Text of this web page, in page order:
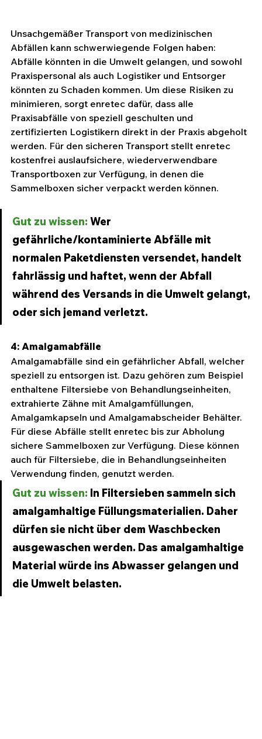
Unsachgemäßer Transport von medizinischen
Abfällen kann schwerwiegende Folgen haben:
Abfälle könnten in die Umwelt gelangen, und sowohl
Praxispersonal als auch Logistiker und Entsorger
könnten zu Schaden kommen. Um diese Risiken zu
minimieren, sorgt enretec dafür, dass alle
Praxisabfälle von speziell geschulten und
zertifizierten Logistikern direkt in der Praxis abgeholt
werden. Für den sicheren Transport stellt enretec
kostenfrei auslaufsichere, wiederverwendbare
Transportboxen zur Verfügung, in denen die
Sammelboxen sicher verpackt werden können.
Gut zu wissen: Wer
gefährliche/kontaminierte Abfälle mit
normalen Paketdiensten versendet, handelt
fahrlässig und haftet, wenn der Abfall
während des Versands in die Umwelt gelangt,
oder sich jemand verletzt.
4: Amalgamabfälle
Amalgamabfälle sind ein gefährlicher Abfall, welcher
speziell zu entsorgen ist. Dazu gehören zum Beispiel
enthaltene Filtersiebe von Behandlungseinheiten,
extrahierte Zähne mit Amalgamfüllungen,
Amalgamkapseln und Amalgamabscheider Behälter.
Für diese Abfälle stellt enretec bis zur Abholung
sichere Sammelboxen zur Verfügung. Diese können
auch für Filtersiebe, die in Behandlungseinheiten
Verwendung finden, genutzt werden.
Gut zu wissen: In Filtersieben sammeln sich
amalgamhaltige Füllungsmaterialien. Daher
dürfen sie nicht über dem Waschbecken
ausgewaschen werden. Das amalgamhaltige
Material würde ins Abwasser gelangen und
die Umwelt belasten.